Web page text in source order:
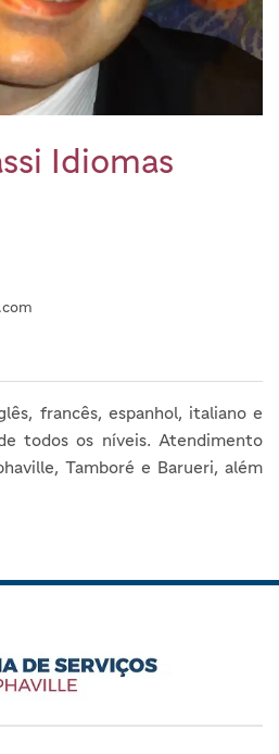
Idiomas
francês, espanhol, italiano e
todos os níveis. Atendimento
Tamboré e Barueri, além